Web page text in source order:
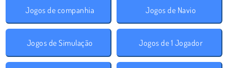
Jogos de companhia Jogos de Navio
Jogos de Simulação Jogos de 1 Jogador